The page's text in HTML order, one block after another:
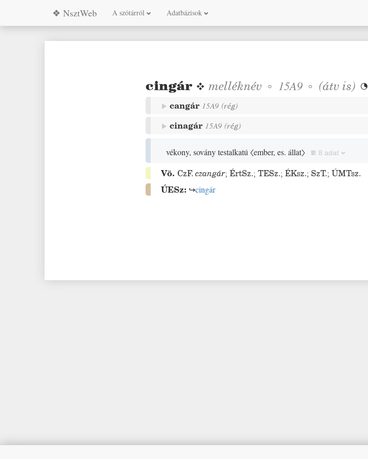
❖ NsztWeb A szótárról Adatbázisok
cingár ❖melléknév ◦ 15A9 ◦ (átv is) 
cangár 15A9 (rég)
cinagár 15A9 (rég)
vékony, sovány testalkatú〈ember, es. állat〉 8 adat
Vö.CzF. czangár;ÉrtSz.;TESz.;ÉKsz.;SzT.;ÚMTsz.
ÚESz: ↪cingár